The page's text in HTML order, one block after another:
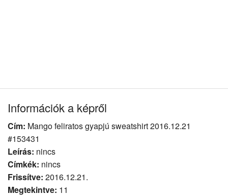
Információk a képről
Cím: Mango feliratos gyapjú sweatshirt 2016.12.21
#153431
Leírás: nincs
Címkék: nincs
Frissítve: 2016.12.21.
Megtekintve: 11